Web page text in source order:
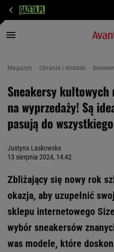
Magazyn Ubrania i dodatki
Sneakersy
na wyprzedaży! Są
pasują do wszystkiego
Justyna Laskowska
13 sierpnia 2024, 14:42
Zbliżający się nowy rok
okazja, aby uzupełnić
sklepu internetowego
wybór sneakersów
was modele, które